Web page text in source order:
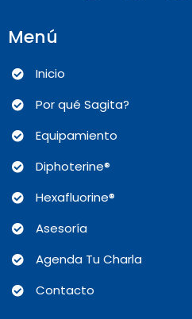
Menú
Inicio
Por qué Sagita?
Equipamiento
Diphoterine®
Hexafluorine®
Asesoría
Agenda Tu Charla
Contacto